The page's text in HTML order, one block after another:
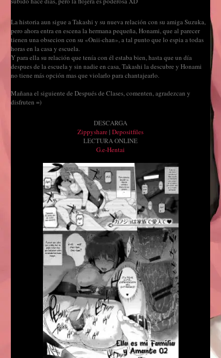
La historia aun sigue a Takashi y su nueva relación con su amiga Suzuka,
pero ahora entra en escena la hermana pequeña, Honami, que al parecer
tienen una obsecion con su «Onii-chan», a tal punto que lo espia a todas
horas en la casa y escuela.
Y para ella su relación que tenía con él estaba bien, hasta que un día
despues de la escuela y sin nadie en casa, Takashi la descubre y Honami
no tiene más opción mas que violarlo para chantajearlo.
Mañana el siguiente de Después de Clases, comenten, agradezcan y
disfruten =)
DESCARGA
Zippyshare | Depositfiles
LECTURA ONLINE
G.e-Hentai